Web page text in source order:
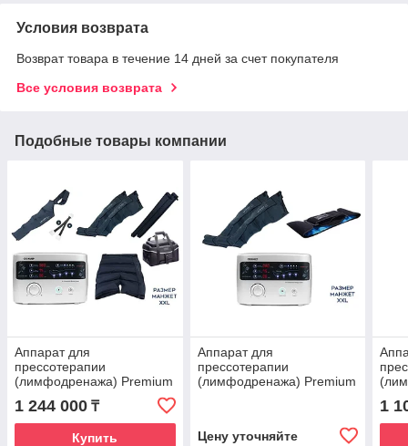
Условия возврата
Возврат товара в течение 14 дней за счет покупателя
Все условия возврата
Подобные товары компании
Аппарат для
прессотерапии
(лимфодренажа) Premium
Medical LX9, манжеты для
ног(XXL), шорты для
похудения, сумка
1 244 000 ₸
Купить
Аппарат для
прессотерапии
(лимфодренажа) Premium
ног(XXL) +термо-бандаж
Цену уточняйте
ног
1